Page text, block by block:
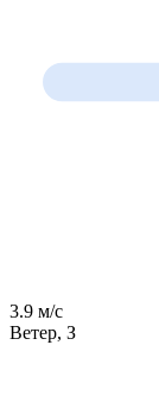
3.9 м/с
Ветер, З